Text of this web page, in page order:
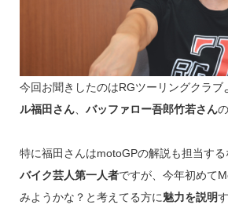
今回お聞きしたのはRGツーリングクラブ
ル福田さん、 バッファロー吾郎竹若さん
特に福田さんはmotoGPの解説も担当する
バイク芸人第一人者ですが、今年初めて
みようかな？と考えてる方に魅力を説明